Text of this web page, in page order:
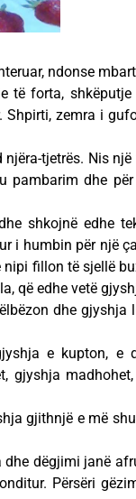
ndonse
të forta,
Shpirti, zemra i
tjetrës. Nis
pambarim dhe për
shkojnë edhe
i humbin për një
fillon të sjellë
që edhe vetë
dhe gjyshja
e kupton, e
gjyshja
gjithnjë e më
dëgjimi janë
Përsëri